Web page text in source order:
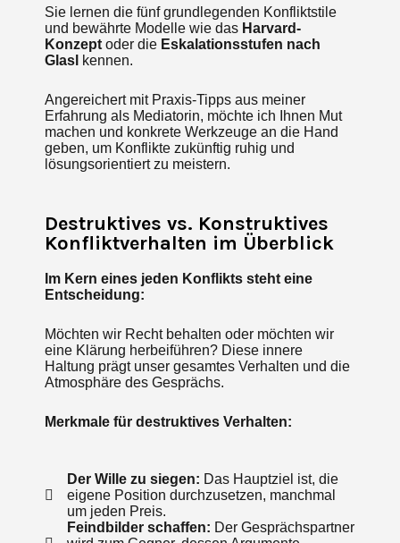
Sie lernen die fünf grundlegenden Konfliktstile
und bewährte Modelle wie das Harvard-
Konzept oder die Eskalationsstufen nach
Glasl kennen.
Angereichert mit Praxis-Tipps aus meiner
Erfahrung als Mediatorin, möchte ich Ihnen Mut
machen und konkrete Werkzeuge an die Hand
geben, um Konflikte zukünftig ruhig und
lösungsorientiert zu meistern.
Destruktives vs. Konstruktives
Konfliktverhalten im Überblick
Im Kern eines jeden Konflikts steht eine
Entscheidung:
Möchten wir Recht behalten oder möchten wir
eine Klärung herbeiführen? Diese innere
Haltung prägt unser gesamtes Verhalten und die
Atmosphäre des Gesprächs.
Merkmale für destruktives Verhalten:
Der Wille zu siegen: Das Hauptziel ist, die
eigene Position durchzusetzen, manchmal
um jeden Preis.
Feindbilder schaffen: Der Gesprächspartner